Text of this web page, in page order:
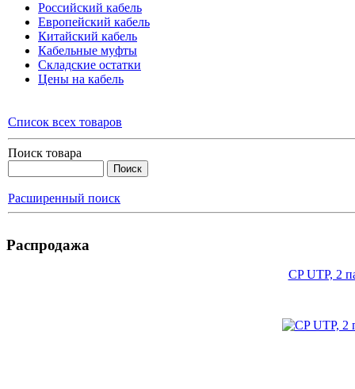
Российский кабель
Европейский кабель
Китайский кабель
Кабельные муфты
Складские остатки
Цены на кабель
Список всех товаров
Поиск товара
Расширенный поиск
Распродажа
CP UTP, 2